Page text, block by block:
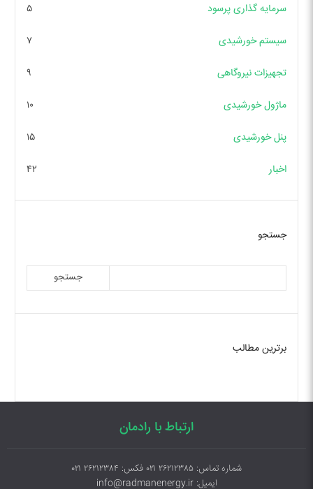
سرمایه گذاری پرسود ۵
سیستم خورشیدی ۷
تجهیزات نیروگاهی ۹
ماژول خورشیدی ۱۰
پنل خورشیدی ۱۵
اخبار ۴۲
جستجو
جستجو
برترین مطالب
ارتباط با رادمان
شماره تماس: ۲۶۲۱۲۳۸۵ ۰۲۱ فکس: ۲۶۲۱۲۳۸۴ ۰۲۱
ایمیل: info@radmanenergy.ir